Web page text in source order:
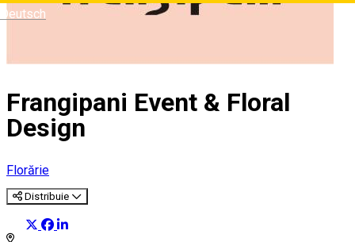
Deutsch
Frangipani Event & Floral
Design
Florărie
Distribuie